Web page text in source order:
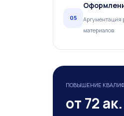
05
Аргументация
материалов
ПОВЫШЕНИЕ
от 72